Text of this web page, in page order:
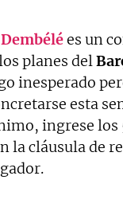
Dembélées un
planes del
inesperado
esta
ingrese los
la cláusula de